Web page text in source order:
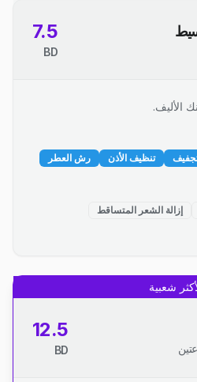
7.5
BD
الأليف.
تنظيف الأذن رش العطر
إزالة الشعر المتساقط
شعبية
12.5
BD